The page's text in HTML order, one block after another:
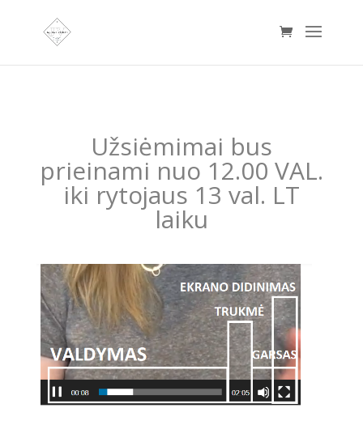
Užsiėmimai bus
prieinami nuo 12.00 VAL.
iki rytojaus 13 val. LT
laiku